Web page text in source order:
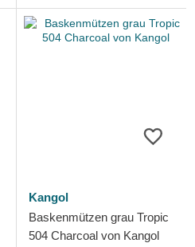
Kangol
Baskenmützen grau Tropic
504 Charcoal von Kangol